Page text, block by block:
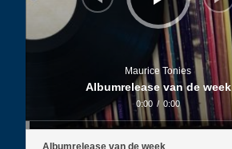
Maurice Tonies
Albumrelease van de week
0:00 / 0:00
Albumrelease van de week